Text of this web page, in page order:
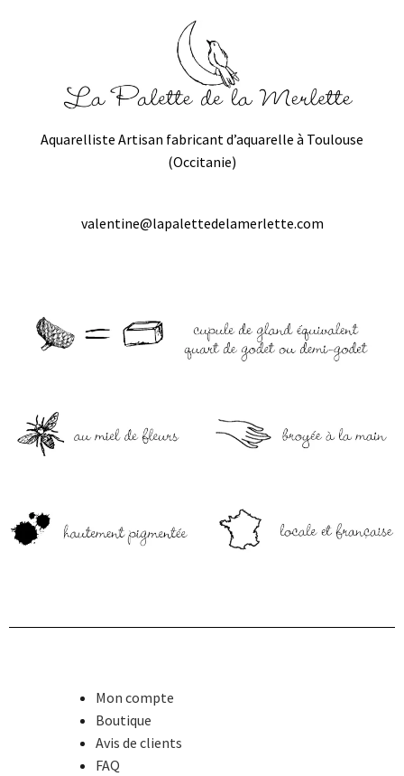
Aquarelliste Artisan fabricant d’aquarelle à Toulouse
(Occitanie)
valentine@lapalettedelamerlette.com
Mon compte
Boutique
Avis de clients
FAQ